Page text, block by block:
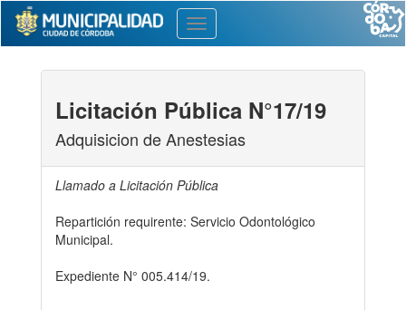
Toggle
navigation
Licitación Pública N°17/19
Adquisicion de Anestesias
Llamado a Licitación Pública
Repartición requirente: Servicio Odontológico
Municipal.
Expediente N° 005.414/19.